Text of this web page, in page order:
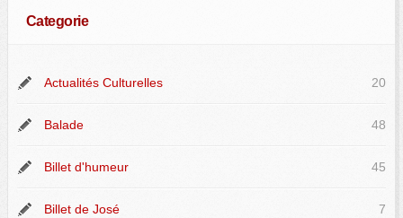
Categorie
Actualités Culturelles 20
Balade 48
Billet d'humeur 45
Billet de José 7